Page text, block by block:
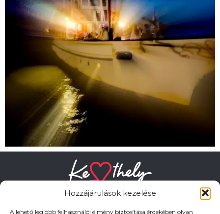
Hozzájárulások kezelése
A lehető legjobb felhasználói élmény biztosítása érdekében olyan